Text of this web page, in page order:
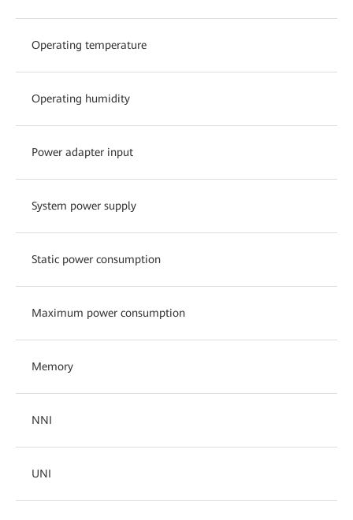
Operating temperature
Operating humidity
Power adapter input
System power supply
Static power consumption
Maximum power consumption
Memory
NNI
UNI